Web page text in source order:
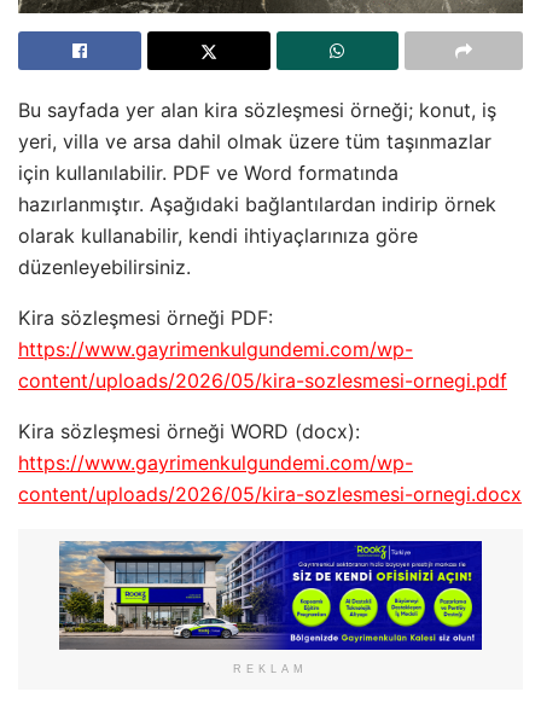
Bu sayfada yer alan kira sözleşmesi örneği; konut, iş
yeri, villa ve arsa dahil olmak üzere tüm taşınmazlar
için kullanılabilir. PDF ve Word formatında
hazırlanmıştır. Aşağıdaki bağlantılardan indirip örnek
olarak kullanabilir, kendi ihtiyaçlarınıza göre
düzenleyebilirsiniz.
Kira sözleşmesi örneği PDF:
https://www.gayrimenkulgundemi.com/wp-
content/uploads/2026/05/kira-sozlesmesi-ornegi.pdf
Kira sözleşmesi örneği WORD (docx):
https://www.gayrimenkulgundemi.com/wp-
content/uploads/2026/05/kira-sozlesmesi-ornegi.docx
REKLAM